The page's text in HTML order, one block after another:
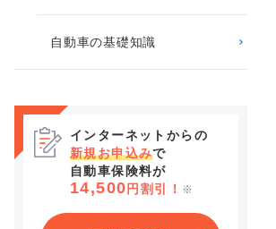
自動車の基礎知識
インターネットからの
新規お申込みで
自動車保険料が
14,500 円割引！ ※